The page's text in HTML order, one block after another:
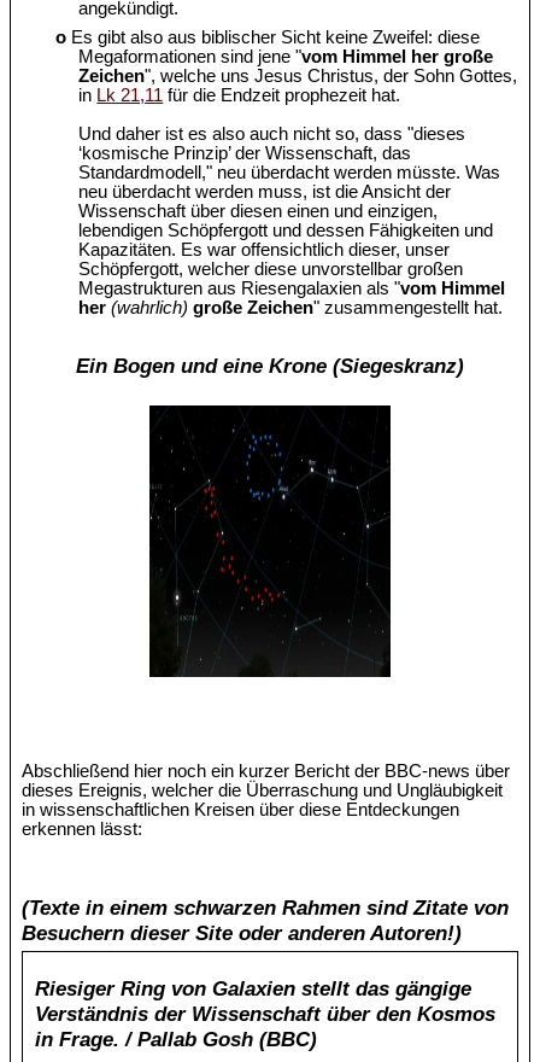
angekündigt.
o Es gibt also aus biblischer Sicht keine Zweifel: diese
Megaformationen sind jene "vom Himmel her große
Zeichen", welche uns Jesus Christus, der Sohn Gottes,
in Lk 21,11 für die Endzeit prophezeit hat.
Und daher ist es also auch nicht so, dass "dieses
‘kosmische Prinzip’ der Wissenschaft, das
Standardmodell," neu überdacht werden müsste. Was
neu überdacht werden muss, ist die Ansicht der
Wissenschaft über diesen einen und einzigen,
lebendigen Schöpfergott und dessen Fähigkeiten und
Kapazitäten. Es war offensichtlich dieser, unser
Schöpfergott, welcher diese unvorstellbar großen
Megastrukturen aus Riesengalaxien als "vom Himmel
her(wahrlich) große Zeichen" zusammengestellt hat.
Ein Bogen und eine Krone (Siegeskranz)
Abschließend hier noch ein kurzer Bericht der BBC-news über
dieses Ereignis, welcher die Überraschung und Ungläubigkeit
in wissenschaftlichen Kreisen über diese Entdeckungen
erkennen lässt:
(Texte in einem schwarzen Rahmen sind Zitate von
Besuchern dieser Site oder anderen Autoren!)
Riesiger Ring von Galaxien stellt das gängige
Verständnis der Wissenschaft über den Kosmos
in Frage. / Pallab Gosh (BBC)